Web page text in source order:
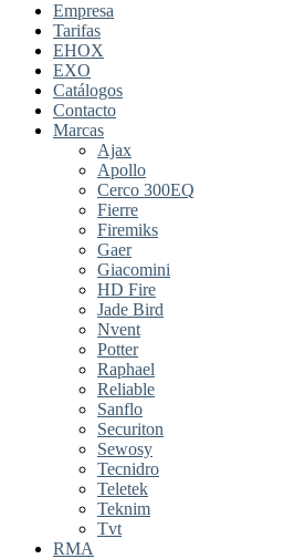
Empresa
Tarifas
EHOX
EXO
Catálogos
Contacto
Marcas
Ajax
Apollo
Cerco 300EQ
Fierre
Firemiks
Gaer
Giacomini
HD Fire
Jade Bird
Nvent
Potter
Raphael
Reliable
Sanflo
Securiton
Sewosy
Tecnidro
Teletek
Teknim
Tvt
RMA